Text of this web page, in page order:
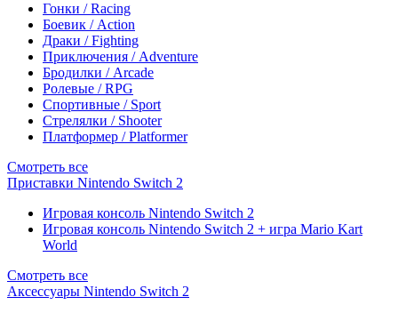
Гонки / Racing
Боевик / Action
Драки / Fighting
Приключения / Adventure
Бродилки / Arcade
Ролевые / RPG
Спортивные / Sport
Стрелялки / Shooter
Платформер / Platformer
Смотреть все
Приставки Nintendo Switch 2
Игровая консоль Nintendo Switch 2
Игровая консоль Nintendo Switch 2 + игра Mario Kart
World
Смотреть все
Аксессуары Nintendo Switch 2